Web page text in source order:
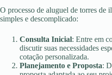
O processo de aluguel de torres de
simples e descomplicado:
Consulta Inicial: Entre em
discutir suas necessidades
cotação personalizada.
Planejamento e Proposta: